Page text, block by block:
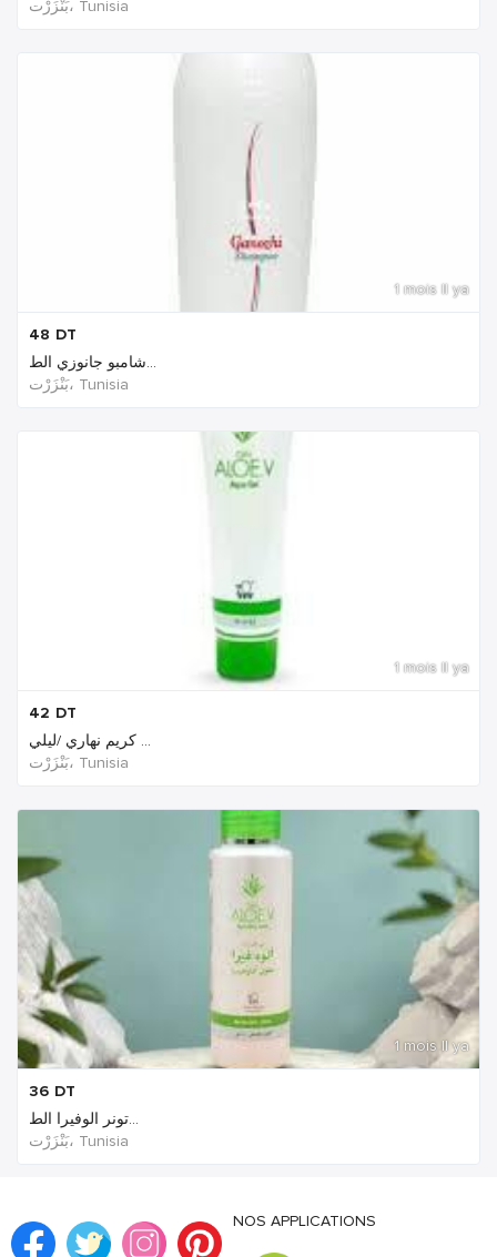
بَنْزَرْت‎، Tunisia
1 mois Il ya
48 DT
شامبو جانوزي الط...
بَنْزَرْت‎، Tunisia
1 mois Il ya
42 DT
كريم نهاري /ليلي ...
بَنْزَرْت‎، Tunisia
1 mois Il ya
36 DT
تونر الوفيرا الط...
بَنْزَرْت‎، Tunisia
NOS APPLICATIONS